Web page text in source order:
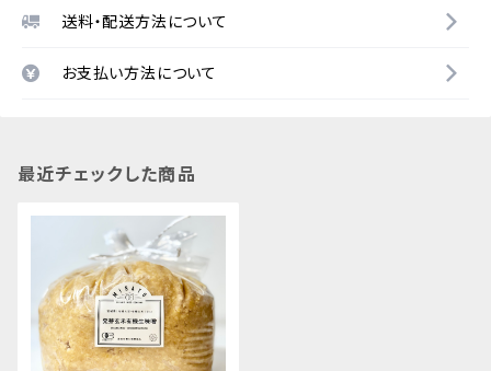
送料・配送方法について
お支払い方法について
最近チェックした商品